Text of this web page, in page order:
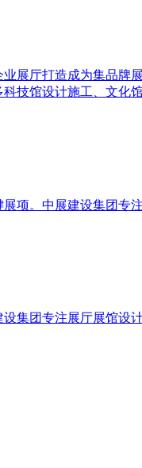
展厅打造成为集品牌
技馆设计施工、文化
项。中展建设集团专
集团专注展厅展馆设